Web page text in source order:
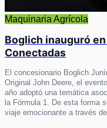
Maquinaria Agrícola
Boglich inauguró
Conectadas
El concesionario Boglich
Original John Deere, el
año adoptó una temática
la Fórmula 1. De esta forma
viaje emocionante a través